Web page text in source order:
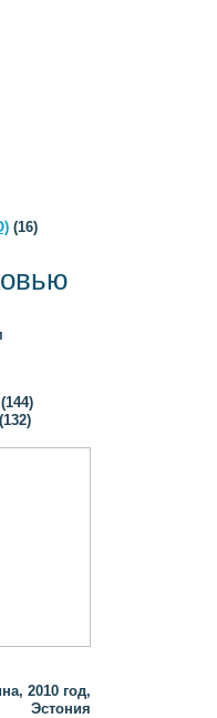
(16)
(144)
(132)
2010 год,
Эстония